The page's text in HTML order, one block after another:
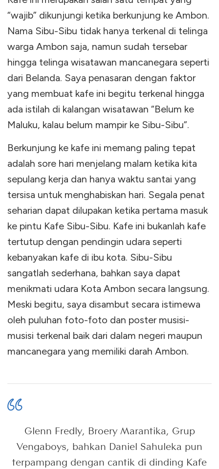
“wajib” dikunjungi ketika berkunjung ke Ambon.
Nama Sibu-Sibu tidak hanya terkenal di telinga
warga Ambon saja, namun sudah tersebar
hingga telinga wisatawan mancanegara seperti
dari Belanda. Saya penasaran dengan faktor
yang membuat kafe ini begitu terkenal hingga
ada istilah di kalangan wisatawan “Belum ke
Maluku, kalau belum mampir ke Sibu-Sibu”.
Berkunjung ke kafe ini memang paling tepat
adalah sore hari menjelang malam ketika kita
sepulang kerja dan hanya waktu santai yang
tersisa untuk menghabiskan hari. Segala penat
seharian dapat dilupakan ketika pertama masuk
ke pintu Kafe Sibu-Sibu. Kafe ini bukanlah kafe
tertutup dengan pendingin udara seperti
kebanyakan kafe di ibu kota. Sibu-Sibu
sangatlah sederhana, bahkan saya dapat
menikmati udara Kota Ambon secara langsung.
Meski begitu, saya disambut secara istimewa
oleh puluhan foto-foto dan poster musisi-
musisi terkenal baik dari dalam negeri maupun
mancanegara yang memiliki darah Ambon.
Glenn Fredly, Broery Marantika, Grup
Vengaboys, bahkan Daniel Sahuleka pun
terpampang dengan cantik di dinding Kafe